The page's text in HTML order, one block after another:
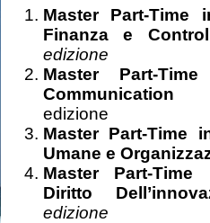
Master Part-Time
Finanza e
edizione
Master Part-
Communication
edizione
Master Part-Time
Umane e
Master Part-
Diritto
edizione